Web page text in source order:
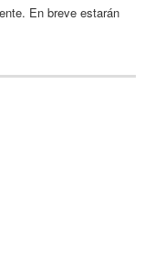
En breve estarán